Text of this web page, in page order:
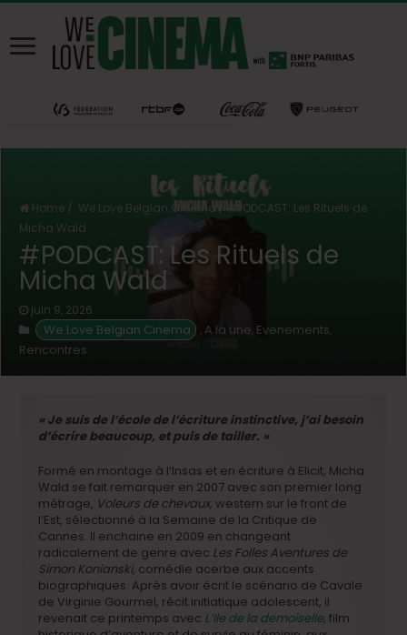
Home / We Love Belgian Cinema/#PODCAST: Les Rituels de
Micha Wald
#PODCAST: Les Rituels de
Micha Wald
juin 9, 2026
We Love Belgian Cinema , A la une, Evenements,
Rencontres
« Je suis de l’école de l’écriture instinctive, j’ai besoin
d’écrire beaucoup, et puis de tailler. »
Formé en montage à l’Insas et en écriture à Elicit, Micha
Wald se fait remarquer en 2007 avec son premier long
métrage, Voleurs de chevaux, western sur le front de
l’Est, sélectionné à la Semaine de la Critique de
Cannes. Il enchaine en 2009 en changeant
radicalement de genre avec Les Folles Aventures de
Simon Konianski, comédie acerbe aux accents
biographiques. Après avoir écrit le scénario de Cavale
de Virginie Gourmel, récit initiatique adolescent, il
revenait ce printemps avec L’Ile de la demoiselle, film